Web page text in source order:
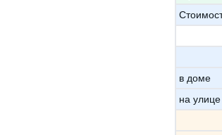
в доме
на улице